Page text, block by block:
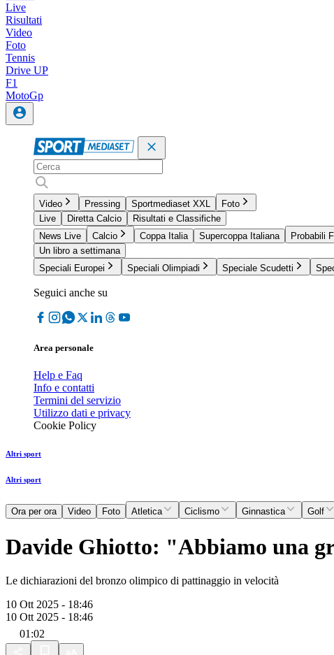
Live
Risultati
Video
Foto
Tennis
Drive UP
F1
MotoGp
Video Pressing Sportmediaset XXL
Foto
Live
Diretta Calcio
Risultati e Classifiche
News Live
Calcio Coppa Italia Supercoppa Italiana Probabili
Un libro a settimana
Speciali Europei
Speciali Olimpiadi Speciale Scudetti
Seguici anche su
Area personale
Help e Faq
Info e contatti
Termini del servizio
Utilizzo dati e privacy
Cookie Policy
Altri sport
Altri sport
Ora per ora Video Foto Atletica Ciclismo Ginnastica Golf
Davide Ghiotto: "Abbiamo una
Le dichiarazioni del bronzo olimpico di pattinaggio in velocità
10 Ott 2025 - 18:46
10 Ott 2025 - 18:46
01:02